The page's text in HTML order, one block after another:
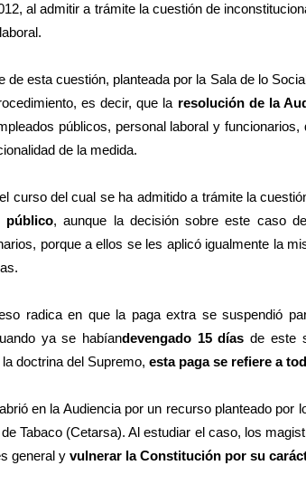
al admitir a trámite la cuestión de
de esta cuestión, planteada por la Sala de lo
es decir, que la resolución de la
públicos, personal laboral y
de la medida.
curso del cual se ha admitido a trámite la
público, aunque la decisión sobre este caso
porque a ellos se les aplicó igualmente la
radica en que la paga extra se suspendió
ya se habíandevengado 15 díasde este
doctrina del Supremo, esta paga se refiere a
en la Audiencia por un recurso planteado por
Tabaco (Cetarsa). Al estudiar el caso, los
general y vulnerar la Constitución por su